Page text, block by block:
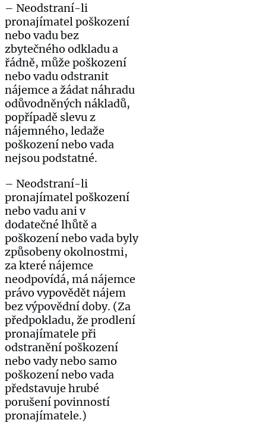
– Neodstraní-li
pronajímatel poškození
nebo vadu bez
zbytečného odkladu a
řádně, může poškození
nebo vadu odstranit
nájemce a žádat náhradu
odůvodněných nákladů,
popřípadě slevu z
nájemného, ledaže
poškození nebo vada
nejsou podstatné.
– Neodstraní-li
pronajímatel poškození
nebo vadu ani v
dodatečné lhůtě a
poškození nebo vada byly
způsobeny okolnostmi,
za které nájemce
neodpovídá, má nájemce
právo vypovědět nájem
bez výpovědní doby. (Za
předpokladu, že prodlení
pronajímatele při
odstranění poškození
nebo vady nebo samo
poškození nebo vada
představuje hrubé
porušení povinností
pronajímatele.)